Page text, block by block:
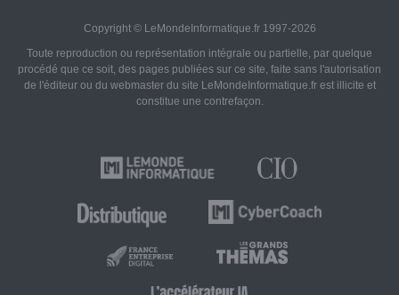
Copyright © LeMondeInformatique.fr 1997-2026
Toute reproduction ou représentation intégrale ou partielle, par quelque
procédé que ce soit, des pages publiées sur ce site, faite sans l'autorisation
de l'éditeur ou du webmaster du site LeMondeInformatique.fr est illicite et
constitue une contrefaçon.